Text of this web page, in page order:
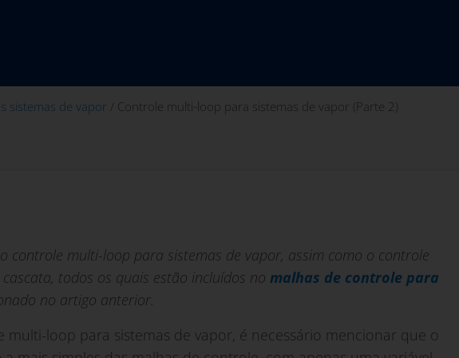
sistemas de vapor / Controle multi-loop para sistemas de vapor (Parte 2)
controle multi-loop para sistemas de vapor, assim como o controle
todos os quais estão incluídos no malhas de controle para
no artigo anterior.
loop para sistemas de vapor, é necessário mencionar que o